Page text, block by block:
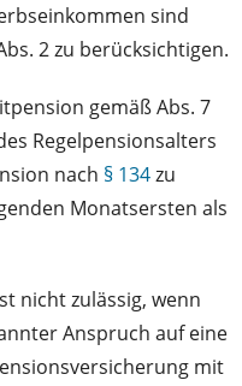
sind
2 zu berücksichtigen.
gemäß Abs. 7
Regelpensionsalters
nach § 134zu
Monatsersten als
nicht zulässig, wenn
Anspruch auf eine
mit